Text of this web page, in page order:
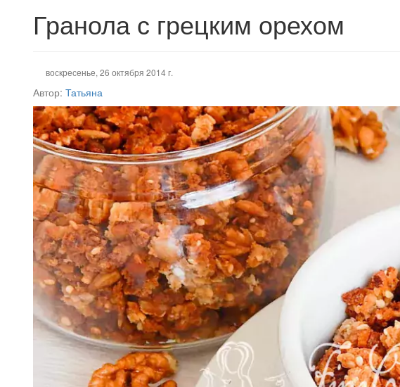
Гранола с грецким орехом
воскресенье, 26 октября 2014 г.
Автор: Татьяна